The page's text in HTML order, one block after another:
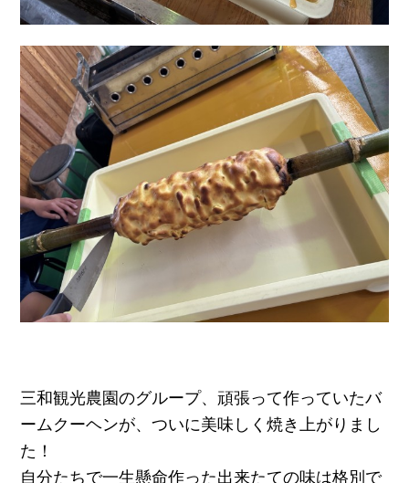
三和観光農園のグループ、頑張って作っていたバ
ームクーヘンが、ついに美味しく焼き上がりまし
た！
自分たちで一生懸命作った出来たての味は格別で